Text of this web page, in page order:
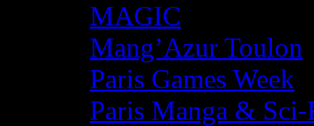
MAGIC
Mang’Azur Toulon
Paris Games Week
Paris Manga &